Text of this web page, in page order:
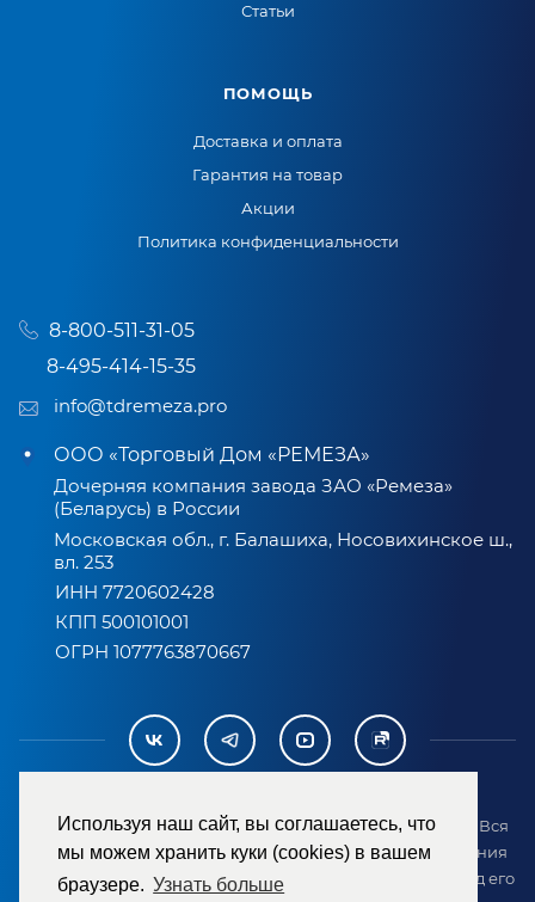
Используя наш сайт, вы соглашаетесь, что
мы можем хранить куки (cookies) в вашем
браузере. Узнать больше
Статьи
ПОМОЩЬ
Доставка и оплата
Гарантия на товар
Акции
Политика конфиденциальности
8-800-511-31-05
8-495-414-15-35
info@tdremeza.pro
ООО «Торговый Дом «РЕМЕЗА»
Дочерняя компания завода ЗАО «Ремеза»
(Беларусь) в России
Московская обл., г. Балашиха, Носовихинское ш.,
вл. 253
ИНН 7720602428
КПП 500101001
ОГРН 1077763870667
2007-2026 © ООО «ТД «РЕМЕЗА». Все права защищены. Вся
информация на сайте размещена в целях предоставления
возможности покупателю ознакомиться с товаром перед его